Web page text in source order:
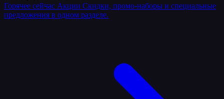
Горячее сейчас Акции Скидки, промо-наборы и специальные
предложения в одном разделе.